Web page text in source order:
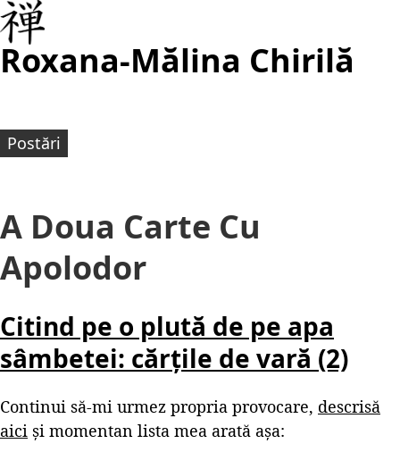
Roxana-Mălina Chirilă
Postări
A Doua Carte Cu
Apolodor
Citind pe o plută de pe apa
sâmbetei: cărțile de vară (2)
Continui să-mi urmez propria provocare, descrisă
aici și momentan lista mea arată așa: